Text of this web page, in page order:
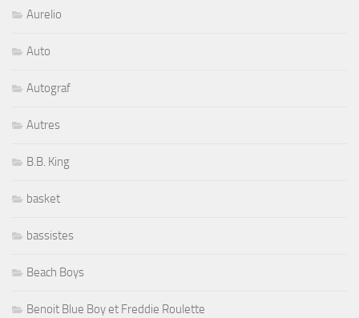
Aurelio
Auto
Autograf
Autres
B.B. King
basket
bassistes
Beach Boys
Benoit Blue Boy et Freddie Roulette